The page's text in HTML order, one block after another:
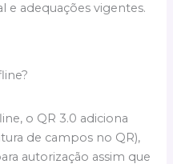
e adequações vigentes.
o QR 3.0 adiciona
de campos no QR),
autorização assim que